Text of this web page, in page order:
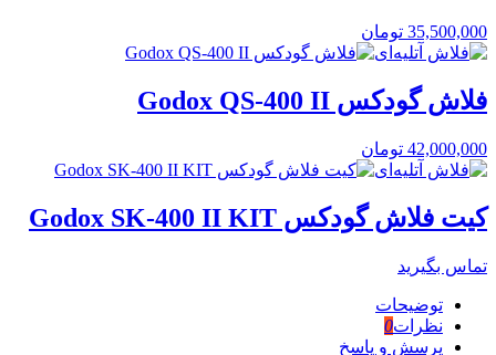
35,500,000 تومان
فلاش گودکس Godox QS-400 II
42,000,000 تومان
کیت فلاش گودکس Godox SK-400 II KIT
تماس بگیرید
توضیحات
نظرات0
پرسش و پاسخ